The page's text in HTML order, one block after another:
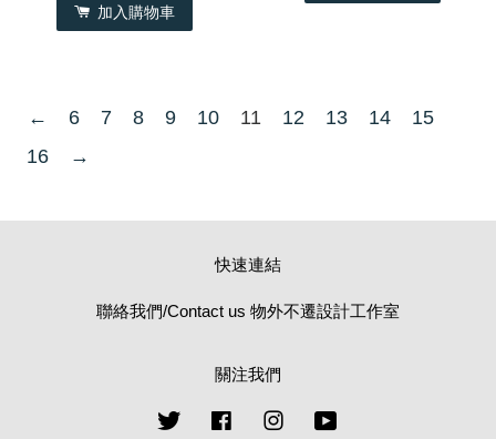
加入購物車
← 6 7 8 9 10 11 12 13 14
15
16
→
快速連結
聯絡我們/Contact us 物外不遷設計工作室
關注我們
Twitter FacebookInstagram